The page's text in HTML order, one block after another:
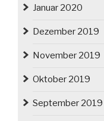
Januar 2020
Dezember 2019
November 2019
Oktober 2019
September 2019